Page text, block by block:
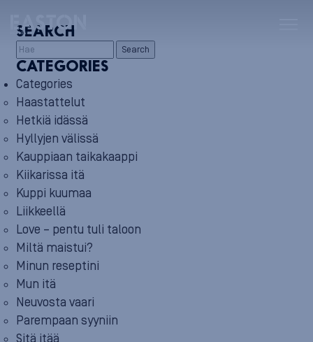
SEARCH
Search
CATEGORIES
Categories
Haastattelut
Hetkiä idässä
Hyllyjen välissä
Kauppiaan taikakaappi
Kiikarissa itä
Kuppi kuumaa
Liikkeellä
Love – pentu tuli taloon
Miltä maistui?
Minun reseptini
Mun itä
Neuvosta vaari
Parempaan syyniin
Sitä itää